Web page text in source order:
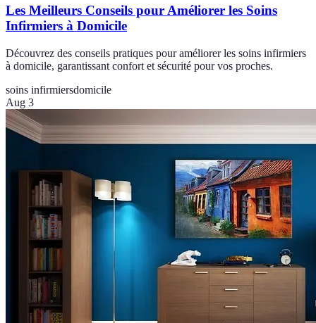
Les Meilleurs Conseils pour Améliorer les Soins
Infirmiers à Domicile
Découvrez des conseils pratiques pour améliorer les soins infirmiers
à domicile, garantissant confort et sécurité pour vos proches.
soins infirmiersdomicile
Aug 3